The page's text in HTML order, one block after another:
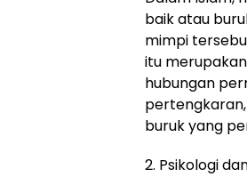
baik atau
mimpi
itu
hubungan
buruk yang
2. Psikologi